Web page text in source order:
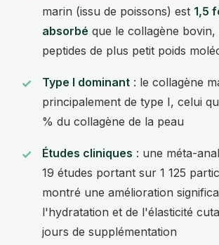
marin (issu de poissons) est 1,5
absorbé que le collagène bovin,
peptides de plus petit poids
Type I dominant : le collagène
principalement de type I, celui
% du collagène de la peau
Études cliniques : une méta-
19 études portant sur 1 125
montré une amélioration
l'hydratation et de l'élasticité
jours de supplémentation